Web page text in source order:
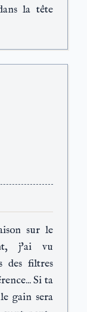
la tête
sur le
j'ai vu
des filtres
Si ta
gain sera